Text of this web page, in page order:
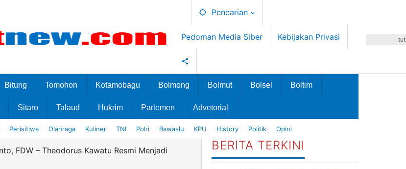
Pencarian
Pedoman Media Siber Kebijakan Privasi
Bitung Tomohon Kotamobagu Bolmong Bolmut Bolsel Boltim
Sitaro Talaud Hukrim Parlemen Advetorial
Perisitiwa Olahraga Kuliner TNI Polri Bawaslu KPU History Politik Opini
FDW – Theodorus Kawatu Resmi Menjadi
BERITA TERKINI